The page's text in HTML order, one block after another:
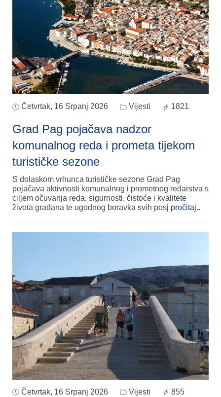
Četvrtak, 16 Srpanj 2026 Vijesti 1821
Grad Pag pojačava nadzor
komunalnog reda i prometa tijekom
turističke sezone
S dolaskom vrhunca turističke sezone Grad Pag
pojačava aktivnosti komunalnog i prometnog redarstva s
ciljem očuvanja reda, sigurnosti, čistoće i kvalitete
života građana te ugodnog boravka svih posj pročitaj..
Četvrtak, 16 Srpanj 2026 Vijesti 855